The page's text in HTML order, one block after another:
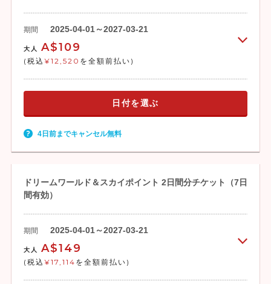
期間 2025-04-01～2027-03-21
大人 A$109
(税込 ¥12,520 を全額前払い)
日付を選ぶ
4日前までキャンセル無料
ドリームワールド＆スカイポイント 2日間分チケット（7日
間有効）
期間 2025-04-01～2027-03-21
大人 A$149
(税込 ¥17,114 を全額前払い)